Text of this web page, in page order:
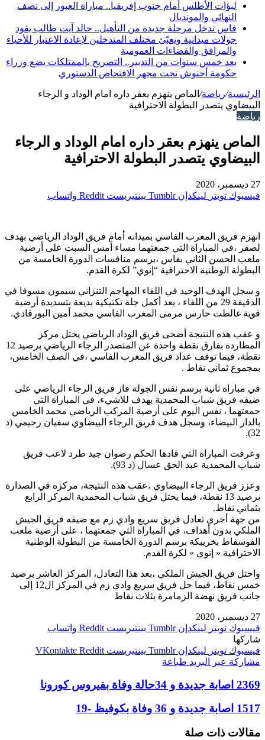
لبؤات الأطلس أمام جنوب إفريقيا.. مباراة العبور إلى نصف
النهائي والمونديال
فاس تدخل مرحلة جديدة من التأهيل.. خالد آيت طالب يقود
جولات ميدانية ويعبّئ مختلف المتدخلين لإعادة الاعتبار للأحياء
والمرافق والفضاءات العمومية
بعد خمس سنوات من التدبير.. التصريح بالممتلكات يضع وزراء
حكومة أخنوش تحت مجهر الافتحاص الدستوري
الرئيسية/رياضة/ الماص ينهزم بعقر داره امام الوداد و الرجاء
البيضاوي يتصدر البطولة الاحترافية
رياضة
الماص ينهزم بعقر داره امام الوداد و الرجاء
البيضاوي يتصدر البطولة الاحترافية
27 ديسمبر، 2020
فيسبوك تويتر لينكدإن بينتيريست واتساب
انهزم فريق المغرب الفاسي بميدانه أمام فريق الوداد الرياضي بهدف
لصفر ،في المباراة التي جمعتهما مساء أمس السبت على أرضية
ملعب الحسن الثاني بفاس ،برسم منافسات الدورة الخامسة من
البطولة الوطنية الاحترافية “إنوي” لكرة القدم.
و سجل الهدف الوحيد في اللقاء المهاجم التنزاني سيمون مسوفا في
الدقيقة 29 من اللقاء ، بعد أكمل جلة تكتيكية بديعة بتسديدة أرضية
قوية غالطت حارس مرمى المغرب الفاسي محمد أمين البورقادي.
و عقب هذه النتيجة أضحى فريق الوداد الرياضي يحتل مركز
المطاردة بفارق نقطة واحدة عن المتصدر الرجاء الرياضي برصيد 12
نقطة، فيما توقف عداد فريق المغرب الفاسي ،في الصف الخامس،
بمجموع ثماني نقاط .
في مباراة ثانية برسم نفس الجولة فاز فريق الرجاء الرياضي على
ضيفه فريق شباب المحمدية بهدف للاشيء، في المباراة التي
جمعتهما ، نفس اليوم على أرضية المركب الرياضي محمد الخامس
بالدار البيضاء، وسجل هدف فريق الرجاء البيضاوي سفيان رحيمي (د
32).
وعرفت المباراة التي قادها الحكم رضوان جيد طرد لاعب فريق
شباب المحمدية عبد الحق عسال (د 93).
وعزز فريق الرجاء البيضاوي ،عقب هذه النتيجة، مركزه في الصدارة
برصيد 13 نقطة، فيما يحتل فريق شباب المحمدية المركز الرابع
بثماني نقاط.
من جهة أخرى تعادل فريق سريع وادي زم مع ضيفه فريق الجيش
الملكي بدون أهداف، في المباراة التي جمعتهما ، على أرضية ملعب
الفوسفاط بخريبكة برسم الدورة الخامسة من البطولة الوطنية
الاحترافية « إنوي » لكرة القدم.
واحتل فريق الجيش الملكي ،بعد هذا التعادل، المركز العاشر برصيد
خمس نقاط، فيما حل فريق سريع وادي زم في المركز ال12 إلى
جانب فريق نهضة الزمامرة بثلاث نقاط
27 ديسمبر، 2020
فيسبوك تويتر لينكدإن بينتيريست
واتساب
شاركها
فيسبوك تويتر لينكدإن بينتيريست
مشاركة عبر البريد طباعة
2369 اصابة جديدة و 34حالة وفاة بفيروس كورونا
1517 اصابة جديدة و 36 وفاة بكوفيظ -19
مقالات ذات صلة